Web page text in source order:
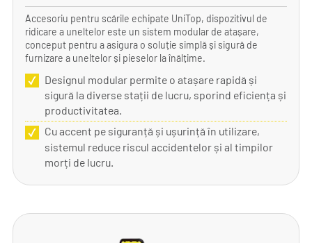
Accesoriu pentru scările echipate UniTop, dispozitivul de
ridicare a uneltelor este un sistem modular de atașare,
conceput pentru a asigura o soluție simplă și sigură de
furnizare a uneltelor și pieselor la înălțime.
Designul modular permite o atașare rapidă și
sigură la diverse stații de lucru, sporind eficiența și
productivitatea.
Cu accent pe siguranță și ușurință în utilizare,
sistemul reduce riscul accidentelor și al timpilor
morți de lucru.